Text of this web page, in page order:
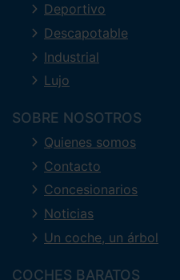
Deportivo
Descapotable
Industrial
Lujo
SOBRE NOSOTROS
Quienes somos
Contacto
Concesionarios
Noticias
Un coche, un árbol
COCHES BARATOS